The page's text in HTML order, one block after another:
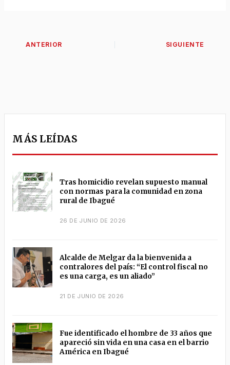
MÁS LEÍDAS
Tras homicidio revelan supuesto manual
con normas para la comunidad en zona
rural de Ibagué
26 DE JUNIO DE 2026
Alcalde de Melgar da la bienvenida a
contralores del país: “El control fiscal no
es una carga, es un aliado”
21 DE JUNIO DE 2026
Fue identificado el hombre de 33 años que
apareció sin vida en una casa en el barrio
América en Ibagué